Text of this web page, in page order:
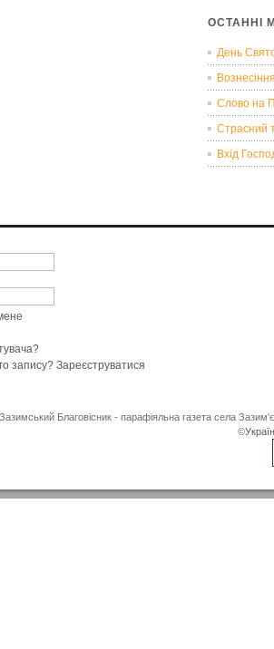
ОСТАННІ
День
Слово на
Страсний
Вхід
запису? Зареєструватися
Благовісник - парафіяльна газета села
©